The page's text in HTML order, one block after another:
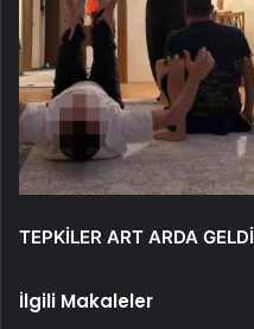
TEPKİLER ART ARDA GELDİ
İlgili Makaleler